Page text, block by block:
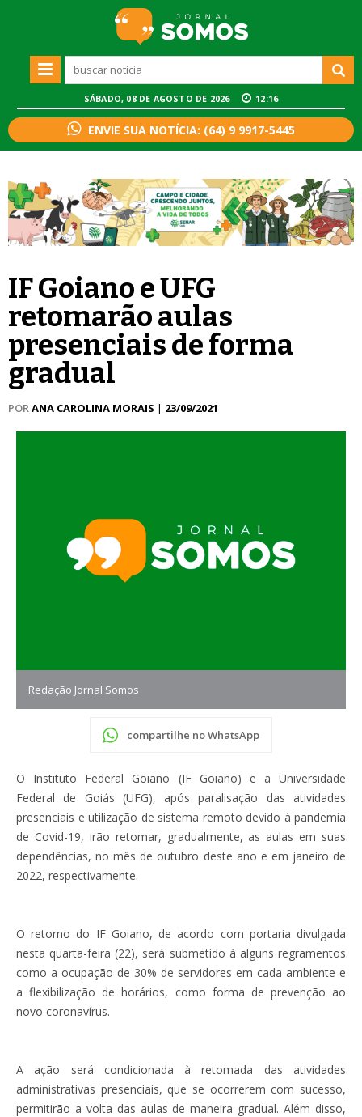
SÁBADO, 08 DE AGOSTO DE 2026 12:16
ENVIE SUA NOTÍCIA: (64) 9 9917-5445
IF Goiano e UFG
retomarão aulas
presenciais de forma
gradual
PORANA CAROLINA MORAIS | 23/09/2021
Redação Jornal Somos
compartilhe no WhatsApp
O Instituto Federal Goiano (IF Goiano) e a Universidade
Federal de Goiás (UFG), após paralisação das atividades
presenciais e utilização de sistema remoto devido à pandemia
de Covid-19, irão retomar, gradualmente, as aulas em suas
dependências, no mês de outubro deste ano e em janeiro de
2022, respectivamente.
O retorno do IF Goiano, de acordo com portaria divulgada
nesta quarta-feira (22), será submetido à alguns regramentos
como a ocupação de 30% de servidores em cada ambiente e
a flexibilização de horários, como forma de prevenção ao
novo coronavírus.
A ação será condicionada à retomada das atividades
administrativas presenciais, que se ocorrerem com sucesso,
permitirão a volta das aulas de maneira gradual. Além disso,